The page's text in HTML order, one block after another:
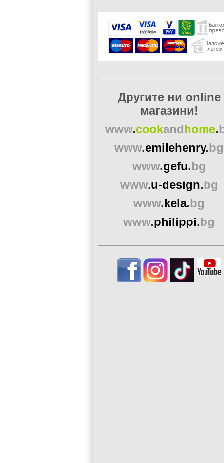
Другите ни online
магазини!
www.cookandhome.
www.emilehenry.bg
www.gefu.bg
www.u-design.bg
www.kela.bg
www.philippi.bg